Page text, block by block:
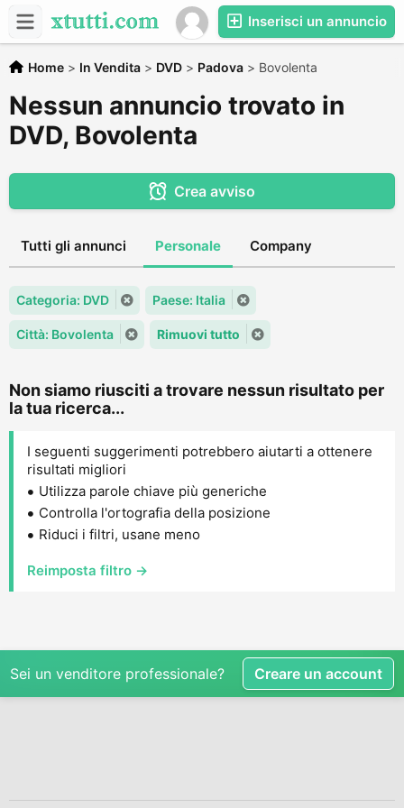
Inserisci un annuncio
Home > In Vendita > DVD > Padova > Bovolenta
Nessun annuncio trovato in
DVD, Bovolenta
Crea avviso
Tutti gli annunci Personale Company
Categoria: DVD Paese: Italia
Città: Bovolenta Rimuovi tutto
Non siamo riusciti a trovare nessun risultato per
la tua ricerca...
I seguenti suggerimenti potrebbero aiutarti a ottenere
risultati migliori
Utilizza parole chiave più generiche
Controlla l'ortografia della posizione
Riduci i filtri, usane meno
Reimposta filtro →
Sei un venditore professionale? Creare un account